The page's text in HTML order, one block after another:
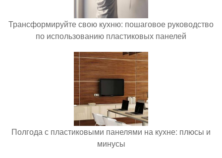
Трансформируйте свою кухню: пошаговое руководство
по использованию пластиковых панелей
Полгода с пластиковыми панелями на кухне: плюсы и
минусы